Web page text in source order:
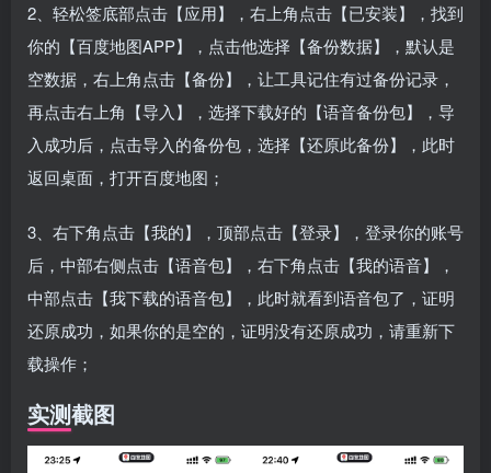
2、轻松签底部点击【应用】，右上角点击【已安装】，找到
你的【百度地图APP】，点击他选择【备份数据】，默认是
空数据，右上角点击【备份】，让工具记住有过备份记录，
再点击右上角【导入】，选择下载好的【语音备份包】，导
入成功后，点击导入的备份包，选择【还原此备份】，此时
返回桌面，打开百度地图；
3、右下角点击【我的】，顶部点击【登录】，登录你的账号
后，中部右侧点击【语音包】，右下角点击【我的语音】，
中部点击【我下载的语音包】，此时就看到语音包了，证明
还原成功，如果你的是空的，证明没有还原成功，请重新下
载操作；
实测截图